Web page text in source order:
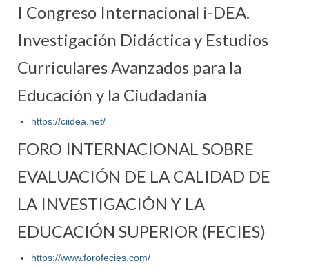
I Congreso Internacional i-DEA.
Investigación Didáctica y Estudios
Curriculares Avanzados para la
Educación y la Ciudadanía
https://ciidea.net/
FORO INTERNACIONAL SOBRE
EVALUACIÓN DE LA CALIDAD DE
LA INVESTIGACIÓN Y LA
EDUCACIÓN SUPERIOR (FECIES)
https://www.forofecies.com/